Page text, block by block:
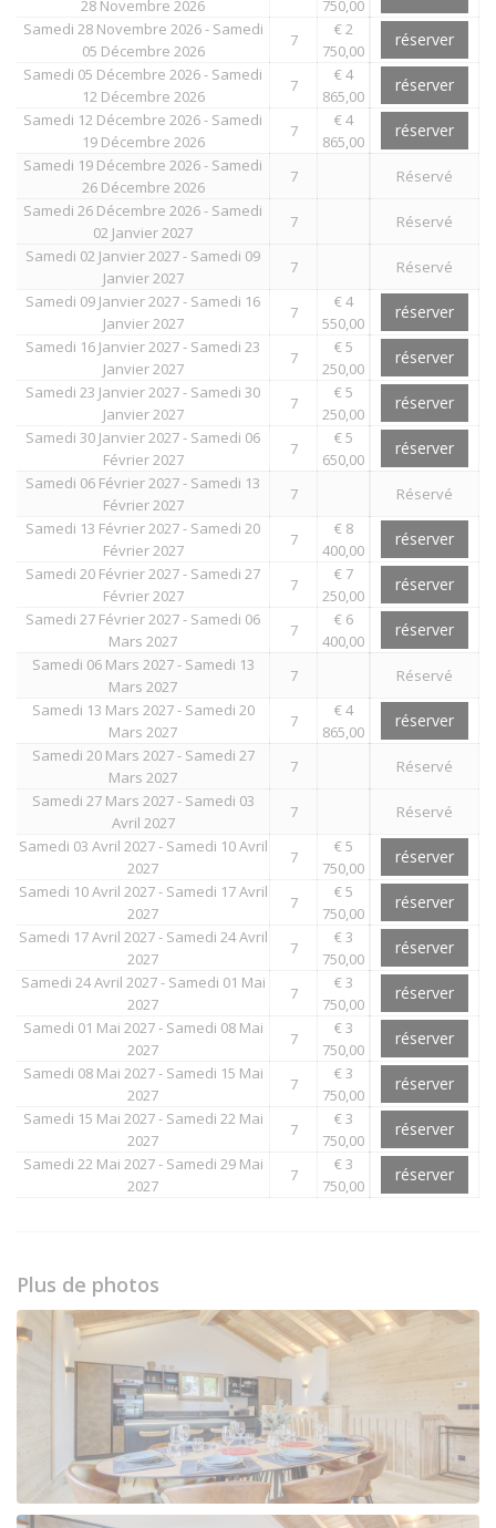
28 Novembre 2026
750,00
Samedi 28 Novembre 2026 - Samedi
05 Décembre 2026
7
€ 2
750,00
réserver
Samedi 05 Décembre 2026 - Samedi
12 Décembre 2026
7
€ 4
865,00
réserver
Samedi 12 Décembre 2026 - Samedi
19 Décembre 2026
7
€ 4
865,00
réserver
Samedi 19 Décembre 2026 - Samedi
26 Décembre 2026
7
Réservé
Samedi 26 Décembre 2026 - Samedi
02 Janvier 2027
7
Réservé
Samedi 02 Janvier 2027 - Samedi 09
Janvier 2027
7
Réservé
Samedi 09 Janvier 2027 - Samedi 16
Janvier 2027
7
€ 4
550,00
réserver
Samedi 16 Janvier 2027 - Samedi 23
Janvier 2027
7
€ 5
250,00
réserver
Samedi 23 Janvier 2027 - Samedi 30
Janvier 2027
7
€ 5
250,00
réserver
Samedi 30 Janvier 2027 - Samedi 06
Février 2027
7
€ 5
650,00
réserver
Samedi 06 Février 2027 - Samedi 13
Février 2027
7
Réservé
Samedi 13 Février 2027 - Samedi 20
Février 2027
7
€ 8
400,00
réserver
Samedi 20 Février 2027 - Samedi 27
Février 2027
7
€ 7
250,00
réserver
Samedi 27 Février 2027 - Samedi 06
Mars 2027
7
€ 6
400,00
réserver
Samedi 06 Mars 2027 - Samedi 13
Mars 2027
7
Réservé
Samedi 13 Mars 2027 - Samedi 20
Mars 2027
7
€ 4
865,00
réserver
Samedi 20 Mars 2027 - Samedi 27
Mars 2027
7
Réservé
Samedi 27 Mars 2027 - Samedi 03
Avril 2027
7
Réservé
Samedi 03 Avril 2027 - Samedi 10 Avril
2027
7
€ 5
750,00
réserver
Samedi 10 Avril 2027 - Samedi 17 Avril
2027
7
€ 5
750,00
réserver
Samedi 17 Avril 2027 - Samedi 24 Avril
2027
7
€ 3
750,00
réserver
Samedi 24 Avril 2027 - Samedi 01 Mai
2027
7
€ 3
750,00
réserver
Samedi 01 Mai 2027 - Samedi 08 Mai
2027
7
€ 3
750,00
réserver
Samedi 08 Mai 2027 - Samedi 15 Mai
2027
7
€ 3
750,00
réserver
Samedi 15 Mai 2027 - Samedi 22 Mai
2027
7
€ 3
750,00
réserver
Samedi 22 Mai 2027 - Samedi 29 Mai
2027
7
€ 3
750,00
réserver
Plus de photos